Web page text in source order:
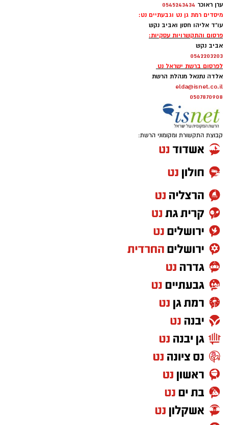
ערן ראוכר 0545243434
מיסדים רמת גן נט וגבעתיים נט:
עו"ד אליהו חסון ואביב נקש
פרסום והתקשרויות עסקיות:
אביב נקש
0542203203
לפרסום ברשת ישראל נט
אלדה נתנאל מנהלת הרשת
elda@isnet.co.il
0507870908
קבוצת התקשורת ומקומוני הרשת: